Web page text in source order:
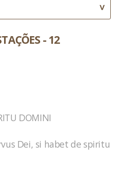
- 12
DOMINI
Dei, si habet de spiritu